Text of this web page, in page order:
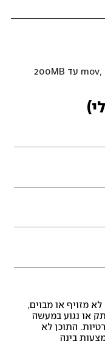
מזויף או מבוים,
או נגוע במעשה
התוכן לא
בינה